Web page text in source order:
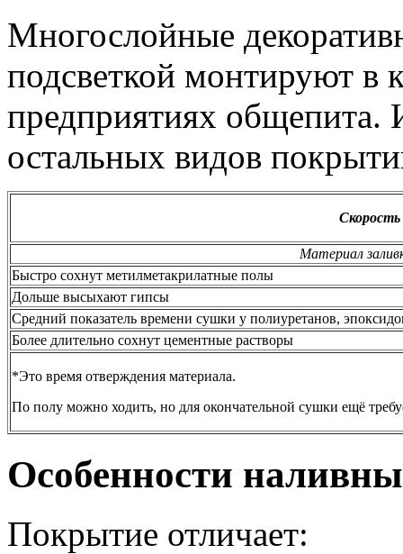
Многослойные
подсветкой монтируют в
предприятиях
остальных видов
Материал
Быстро сохнут метилметакрилатные полы
Дольше высыхают гипсы
Средний показатель времени сушки у полиуретанов,
Более длительно сохнут цементные растворы
*Это время отверждения материала.
По полу можно ходить, но для окончательной сушки ещё
Особенности
Покрытие отличает: